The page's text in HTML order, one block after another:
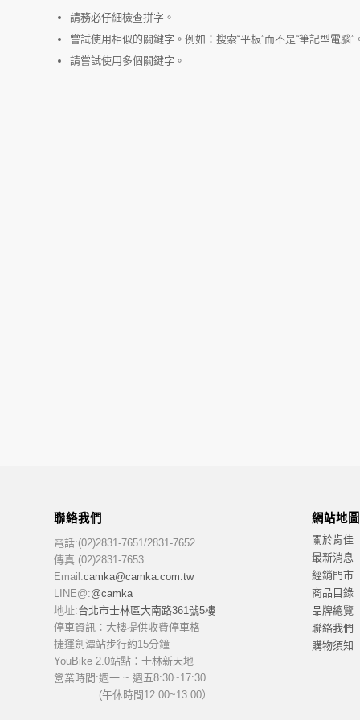
請務必仔細檢查拼字。
嘗試使用相似的關鍵字。例如：搜索“平板”而不是“筆記型電腦”
請嘗試使用多個關鍵字。
聯絡我們
電話:(02)2831-7651/2831-7652
傳真:(02)2831-7653
Email:camka@camka.com.tw
LINE@:@camka
地址:台北市士林區大南路361號5樓
停車資訊：大樓提供收費停車格
捷運劍潭站步行約15分鐘
YouBike 2.0站點：士林新天地
營業時間:週一 ~ 週五8:30~17:30
(午休時間12:00~13:00）
網站地圖
關於肯佳
最新消息
經銷門市
商品目錄
品牌總覽
聯絡我們
購物須知